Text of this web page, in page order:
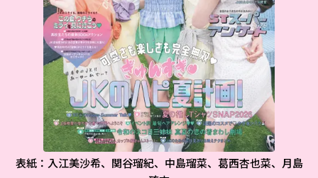
表紙：入江美沙希、関谷瑠紀、中島瑠菜、葛西杏也菜、月島